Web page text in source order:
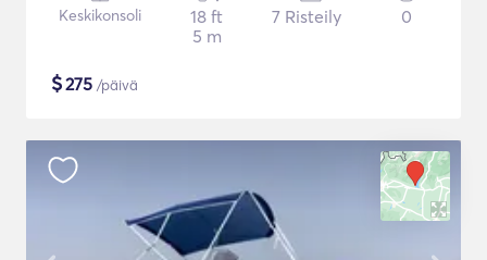
Keskikonsoli
18 ft
5 m
7 Risteily 0
$275 /päivä